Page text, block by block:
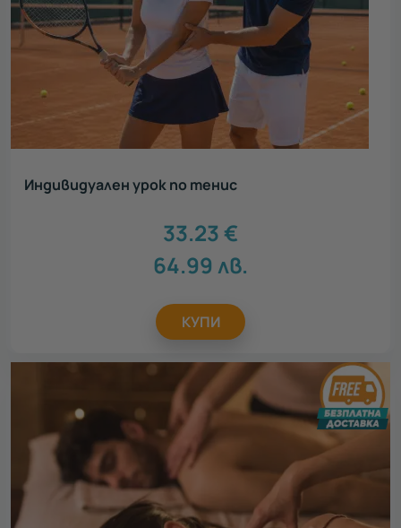
Индивидуален урок по тенис
33.23€
64.99 лв.
КУПИ